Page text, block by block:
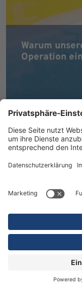
Warum
Operation
16.07.2026